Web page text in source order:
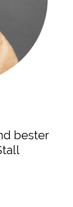
bester